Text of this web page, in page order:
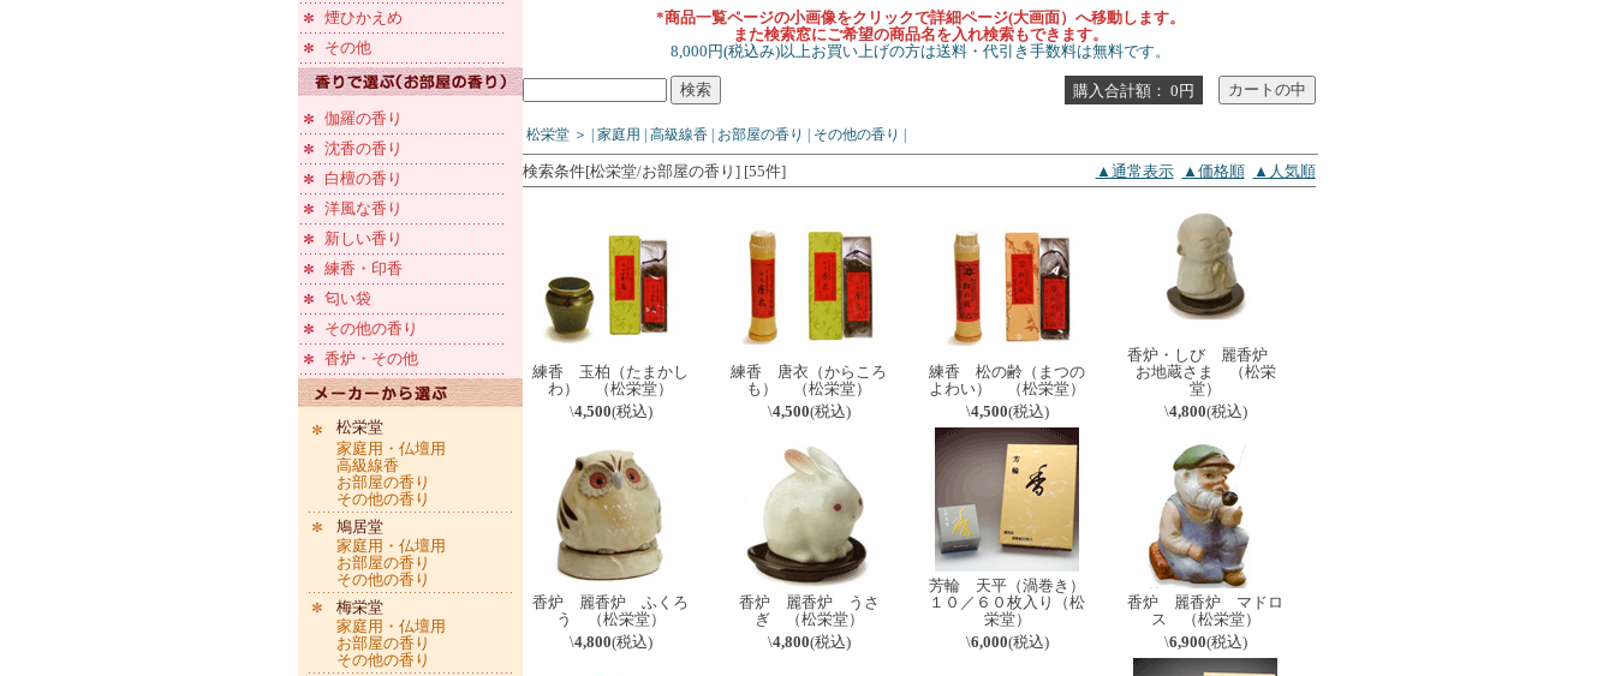
煙ひかえめ
その他
伽羅の香り
沈香の香り
白檀の香り
洋風な香り
新しい香り
練香・印香
匂い袋
その他の香り
香炉・その他
松栄堂
家庭用・仏壇用
高級線香
お部屋の香り
その他の香り
鳩居堂
家庭用・仏壇用
お部屋の香り
その他の香り
梅栄堂
家庭用・仏壇用
お部屋の香り
その他の香り
*商品一覧ページの小画像をクリックで詳細ページ(大画面）へ移動します。
また検索窓にご希望の商品名を入れ検索もできます。
8,000円(税込み)以上お買い上げの方は送料・代引き手数料は無料です。
購入合計額： 0円
松栄堂＞ |家庭用 |高級線香 |お部屋の香り |その他の香り |
検索条件[松栄堂/お部屋の香り] [55件] ▲通常表示 ▲価格順 ▲人気順
練香 玉柏（たまかし
わ） （松栄堂）
\4,500(税込)
練香 唐衣（からころ
も） （松栄堂）
\4,500(税込)
練香 松の齢（まつの
よわい） （松栄堂）
\4,500(税込)
香炉・しび 麗香炉
お地蔵さま （松栄
堂）
\4,800(税込)
香炉 麗香炉 ふくろ
う （松栄堂）
\4,800(税込)
香炉 麗香炉 うさ
ぎ （松栄堂）
\4,800(税込)
芳輪 天平（渦巻き）
１０／６０枚入り（松
栄堂）
\6,000(税込)
香炉 麗香炉 マドロ
ス （松栄堂）
\6,900(税込)